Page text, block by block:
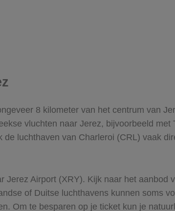
8 kilometer van het centrum van
vluchten naar Jerez, bijvoorbeeld met
luchthaven van Charleroi (CRL) vaak
Airport (XRY). Kijk naar het aanbod
of Duitse luchthavens kunnen soms
Om te besparen op je ticket kun je